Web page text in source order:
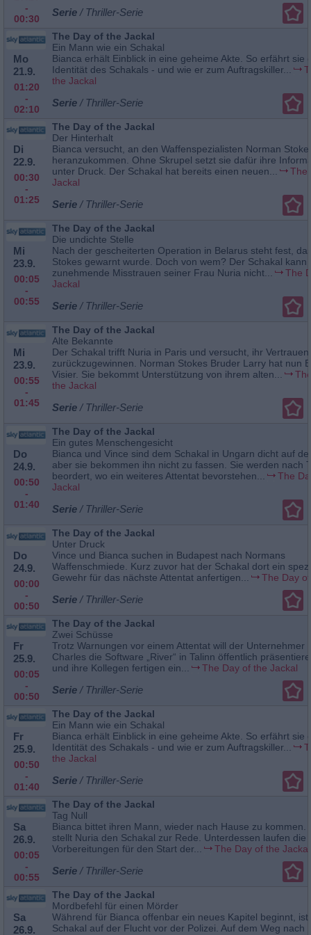
-
00:30
Serie / Thriller-Serie
Mo
21.9.
01:20
-
02:10
The Day of the Jackal
Ein Mann wie ein Schakal
Bianca erhält Einblick in eine geheime Akte. So erfährt sie
Identität des Schakals - und wie er zum Auftragskiller...
the Jackal
Serie / Thriller-Serie
Di
22.9.
00:30
-
01:25
The Day of the Jackal
Der Hinterhalt
Bianca versucht, an den Waffenspezialisten Norman
heranzukommen. Ohne Skrupel setzt sie dafür ihre
unter Druck. Der Schakal hat bereits einen neuen...
The
Jackal
Serie / Thriller-Serie
Mi
23.9.
00:05
-
00:55
The Day of the Jackal
Die undichte Stelle
Nach der gescheiterten Operation in Belarus steht fest,
Stokes gewarnt wurde. Doch von wem? Der Schakal kann
zunehmende Misstrauen seiner Frau Nuria nicht...
The
Jackal
Serie / Thriller-Serie
Mi
23.9.
00:55
-
01:45
The Day of the Jackal
Alte Bekannte
Der Schakal trifft Nuria in Paris und versucht, ihr Vertrauen
zurückzugewinnen. Norman Stokes Bruder Larry hat nun
Visier. Sie bekommt Unterstützung von ihrem alten...
the Jackal
Serie / Thriller-Serie
Do
24.9.
00:50
-
01:40
The Day of the Jackal
Ein gutes Menschengesicht
Bianca und Vince sind dem Schakal in Ungarn dicht auf
aber sie bekommen ihn nicht zu fassen. Sie werden nach
beordert, wo ein weiteres Attentat bevorstehen...
The
Jackal
Serie / Thriller-Serie
Do
24.9.
00:00
-
00:50
The Day of the Jackal
Unter Druck
Vince und Bianca suchen in Budapest nach Normans
Waffenschmiede. Kurz zuvor hat der Schakal dort ein
Gewehr für das nächste Attentat anfertigen...
The Day
Serie / Thriller-Serie
Fr
25.9.
00:05
-
00:50
The Day of the Jackal
Zwei Schüsse
Trotz Warnungen vor einem Attentat will der Unternehmer
Charles die Software „River“ in Talinn öffentlich
und ihre Kollegen fertigen ein...
The Day of the Jackal
Serie / Thriller-Serie
Fr
25.9.
00:50
-
01:40
The Day of the Jackal
Ein Mann wie ein Schakal
Bianca erhält Einblick in eine geheime Akte. So erfährt sie
Identität des Schakals - und wie er zum Auftragskiller...
the Jackal
Serie / Thriller-Serie
Sa
26.9.
00:05
-
00:55
The Day of the Jackal
Tag Null
Bianca bittet ihren Mann, wieder nach Hause zu kommen.
stellt Nuria den Schakal zur Rede. Unterdessen laufen die
Vorbereitungen für den Start der...
The Day of the Jackal
Serie / Thriller-Serie
Sa
26.9.
The Day of the Jackal
Mordbefehl für einen Mörder
Während für Bianca offenbar ein neues Kapitel beginnt, ist
Schakal auf der Flucht vor der Polizei. Auf dem Weg nach